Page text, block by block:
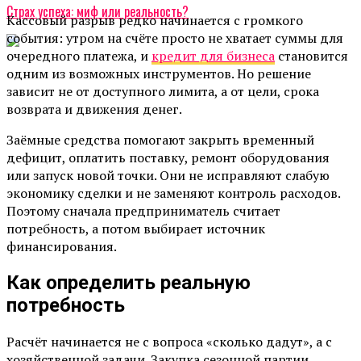
Страх успеха: миф или реальность?
Кассовый разрыв редко начинается с громкого
события: утром на счёте просто не хватает суммы для
очередного платежа, и кредит для бизнеса становится
одним из возможных инструментов. Но решение
зависит не от доступного лимита, а от цели, срока
возврата и движения денег.
Заёмные средства помогают закрыть временный
дефицит, оплатить поставку, ремонт оборудования
или запуск новой точки. Они не исправляют слабую
экономику сделки и не заменяют контроль расходов.
Поэтому сначала предприниматель считает
потребность, а потом выбирает источник
финансирования.
Как определить реальную
потребность
Расчёт начинается не с вопроса «сколько дадут», а с